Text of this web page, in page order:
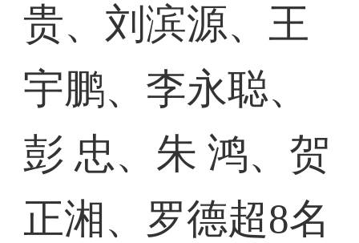
贵、刘滨源、王
宇鹏、李永聪、
彭 忠、朱 鸿、贺
正湘、罗德超8名